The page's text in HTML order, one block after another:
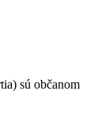
sú občanom